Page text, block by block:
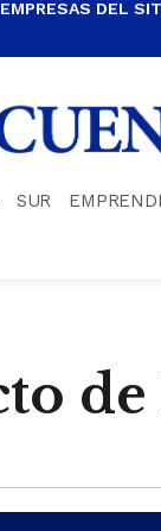
DEL
SUR